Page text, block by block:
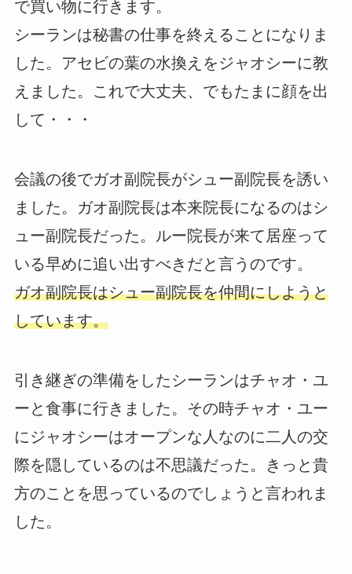
で買い物に行きます。
シーランは秘書の仕事を終えることになりま
した。アセビの葉の水換えをジャオシーに教
えました。これで大丈夫、でもたまに顔を出
して・・・
会議の後でガオ副院長がシュー副院長を誘い
ました。ガオ副院長は本来院長になるのはシ
ュー副院長だった。ルー院長が来て居座って
いる早めに追い出すべきだと言うのです。
ガオ副院長はシュー副院長を仲間にしようと
しています。
引き継ぎの準備をしたシーランはチャオ・ユ
ーと食事に行きました。その時チャオ・ユー
にジャオシーはオープンな人なのに二人の交
際を隠しているのは不思議だった。きっと貴
方のことを思っているのでしょうと言われま
した。